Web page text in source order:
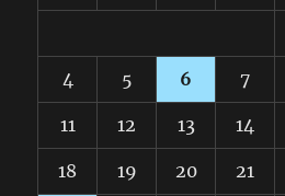
4 5 6 7
11 12 13 14
18 19 20 21